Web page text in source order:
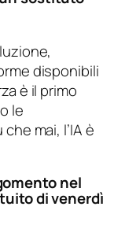
disponibili
è il primo
le
mai, l’IA è
nel
di venerdì